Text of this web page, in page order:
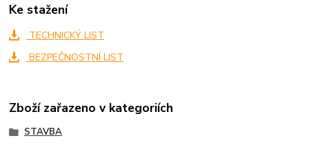
Ke stažení
TECHNICKÝ LIST
BEZPEČNOSTNÍ LIST
Zboží zařazeno v kategoriích
STAVBA